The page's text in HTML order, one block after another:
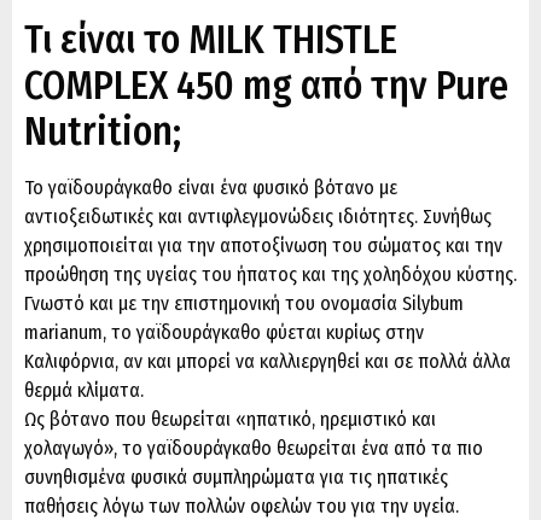
Τι είναι το MILK THISTLE
COMPLEX 450 mg από την Pure
Nutrition;
Το γαϊδουράγκαθο είναι ένα φυσικό βότανο με
αντιοξειδωτικές και αντιφλεγμονώδεις ιδιότητες. Συνήθως
χρησιμοποιείται για την αποτοξίνωση του σώματος και την
προώθηση της υγείας του ήπατος και της χοληδόχου κύστης.
Γνωστό και με την επιστημονική του ονομασία Silybum
marianum, το γαϊδουράγκαθο φύεται κυρίως στην
Καλιφόρνια, αν και μπορεί να καλλιεργηθεί και σε πολλά άλλα
θερμά κλίματα.
Ως βότανο που θεωρείται «ηπατικό, ηρεμιστικό και
χολαγωγό», το γαϊδουράγκαθο θεωρείται ένα από τα πιο
συνηθισμένα φυσικά συμπληρώματα για τις ηπατικές
παθήσεις λόγω των πολλών οφελών του για την υγεία.